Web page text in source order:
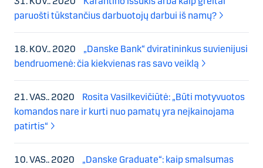
paruošti tūkstančius darbuotojų darbui iš namų?
18. KOV.. 2020
„Danske Bank“ dviratininkus suvienijusi
bendruomenė: čia kiekvienas ras savo veiklą
21. VAS.. 2020
Rosita Vasilkevičiūtė: „Būti motyvuotos
komandos nare ir kurti nuo pamatų yra neįkainojama
patirtis“
10. VAS.. 2020
„Danske Graduate“: kaip smalsumas